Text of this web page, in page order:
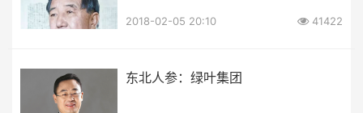
2018-02-05 20:10 41422
东北人参：绿叶集团